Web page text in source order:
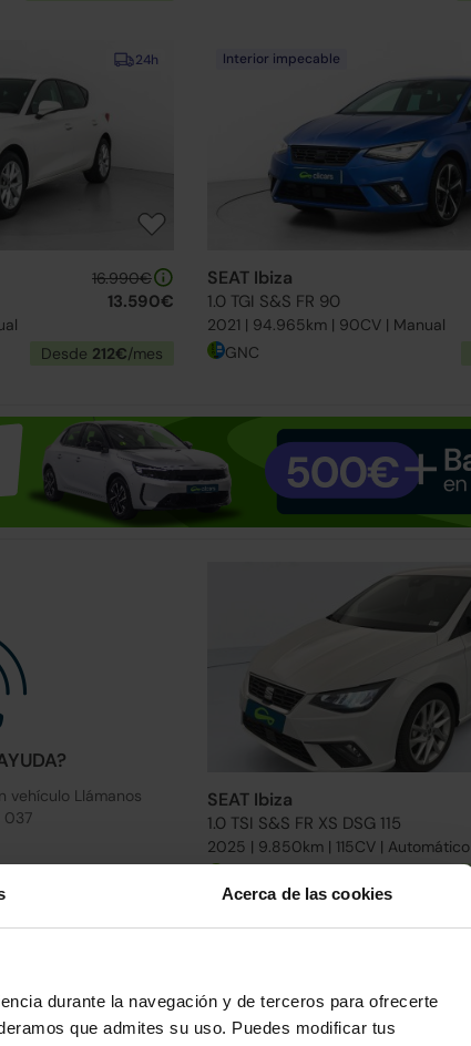
Acerca de las cookies
durante la navegación y de terceros para ofrecerte
que admites su uso. Puedes modificar tus
24h
16.990€
13.590€
Desde 212€/mes
Interior impecable
SEAT Ibiza
1.0 TGI S&S FR 90
2021 | 94.965km | 90CV | Manual
GNC
vehículo Llámanos
SEAT Ibiza
1.0 TSI S&S FR XS DSG 115
2025 | 9.850km | 115CV | Automático